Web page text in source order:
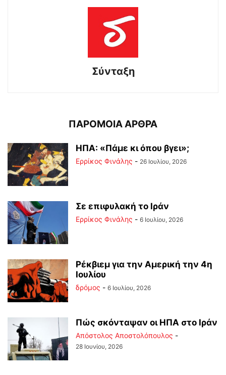
Σύνταξη
ΠΑΡΟΜΟΙΑ ΑΡΘΡΑ
ΗΠΑ: «Πάμε κι όπου βγει»;
Ερρίκος Φινάλης - 26 Ιουλίου, 2026
Σε επιφυλακή το Ιράν
Ερρίκος Φινάλης - 6 Ιουλίου, 2026
Ρέκβιεμ για την Αμερική την 4η
Ιουλίου
δρόμος - 6 Ιουλίου, 2026
Πώς σκόνταψαν οι ΗΠΑ στο Ιράν
Απόστολος Αποστολόπουλος -
28 Ιουνίου, 2026